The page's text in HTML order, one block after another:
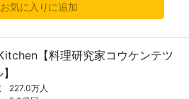
お気に入りに追加
【料理研究家コウケンテツ
227.0万人